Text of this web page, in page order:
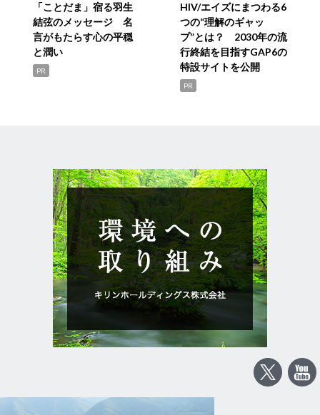
「ことだま」宿る羽生
結弦のメッセージ 名
言がもたらす心の平穏
と潤い
PR
HIV/エイズにまつわる6
つの“理解のギャッ
プ”とは？ 2030年の流
行終結を目指すGAP6の
特設サイトを公開
PR